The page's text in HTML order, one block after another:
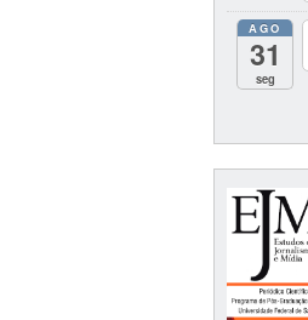
AGO
31
seg